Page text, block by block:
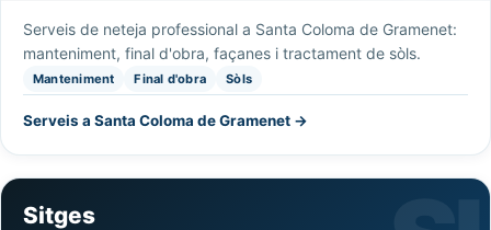
Serveis de neteja professional a Santa Coloma de Gramenet:
manteniment, final d'obra, façanes i tractament de sòls.
Manteniment Final d'obra Sòls
Serveis a Santa Coloma de Gramenet →
Sitges